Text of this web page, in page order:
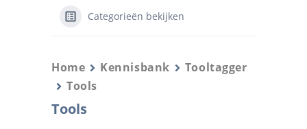
Categorieën bekijken
Home Kennisbank
Tooltagger
Tools
Tools